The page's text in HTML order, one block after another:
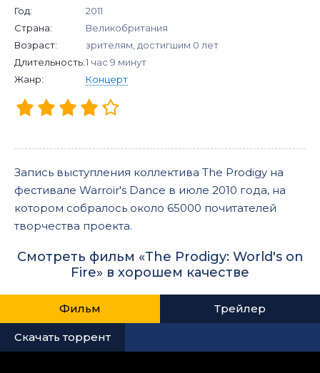
Год:
2011
Страна:
Великобритания
Возраст:
зрителям, достигшим 0 лет
Длительность:1 час 9 минут
Жанр:
Концерт
Запись выступления коллектива The Prodigy на
фестивале Warroir's Dance в июле 2010 года, на
котором собралось около 65000 почитателей
творчества проекта.
Смотреть фильм «The Prodigy: World's on
Fire» в хорошем качестве
Фильм Трейлер
Скачать торрент